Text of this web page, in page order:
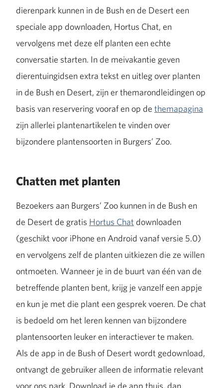
dierenpark kunnen in de Bush en de Desert een
speciale app downloaden, Hortus Chat, en
vervolgens met deze elf planten een echte
conversatie starten. In de meivakantie geven
dierentuingidsen extra tekst en uitleg over planten
in de Bush en Desert, zijn er themarondleidingen op
basis van reservering vooraf en op de themapagina
zijn allerlei plantenartikelen te vinden over
bijzondere plantensoorten in Burgers’ Zoo.
Chatten met planten
Bezoekers aan Burgers’ Zoo kunnen in de Bush en
de Desert de gratis Hortus Chat downloaden
(geschikt voor iPhone en Android vanaf versie 5.0)
en vervolgens zelf de planten uitkiezen die ze willen
ontmoeten. Wanneer je in de buurt van één van de
betreffende planten bent, krijg je vanzelf een appje
en kun je met die plant een gesprek voeren. De chat
is bedoeld om het leren kennen van bijzondere
plantensoorten leuker en interactiever te maken.
Als de app in de Bush of Desert wordt gedownload,
ontvangt de gebruiker alleen de informatie relevant